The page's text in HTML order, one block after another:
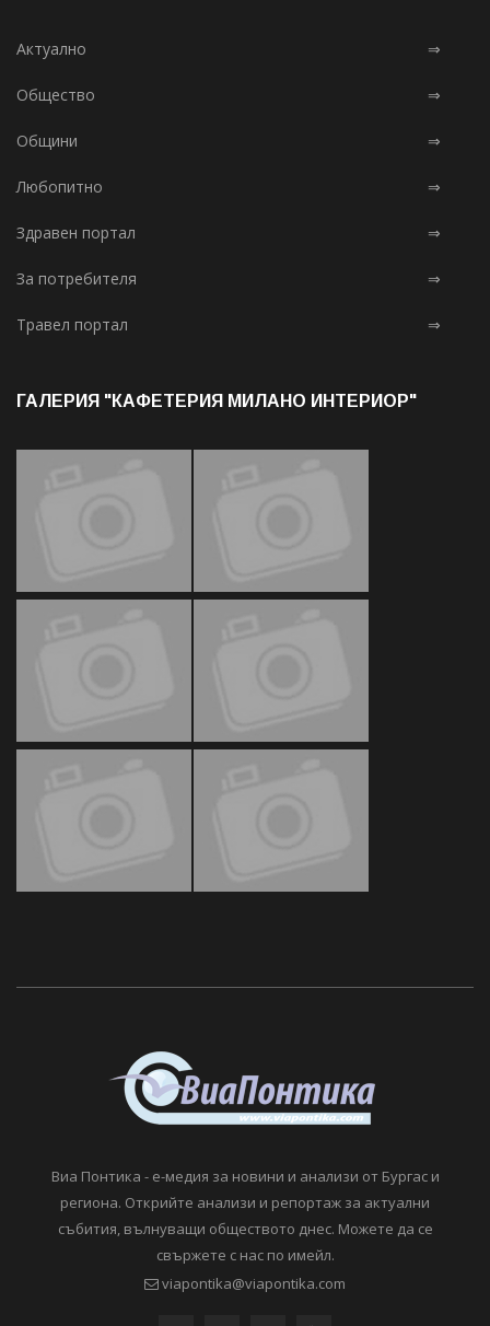
Актуално ⇒
Общество ⇒
Общини ⇒
Любопитно ⇒
Здравен портал ⇒
За потребителя ⇒
Травел портал ⇒
ГАЛЕРИЯ "КАФЕТЕРИЯ МИЛАНО ИНТЕРИОР"
Виа Понтика - е-медия за новини и анализи от Бургас и
региона. Открийте анализи и репортаж за актуални
събития, вълнуващи обществото днес. Можете да се
свържете с нас по имейл.
viapontika@viapontika.com